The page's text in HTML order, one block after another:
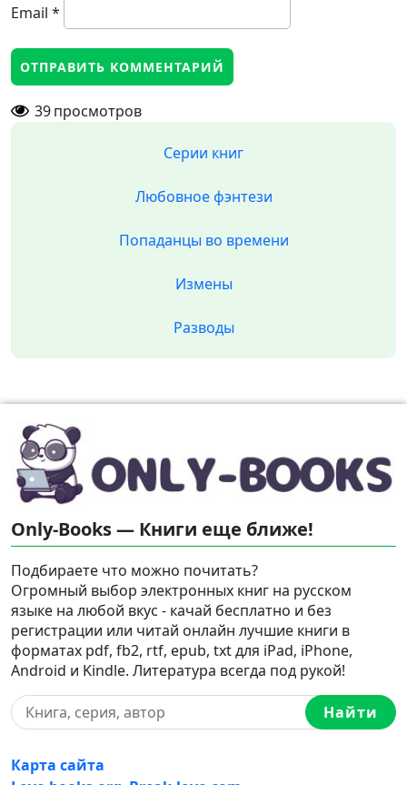
Email *
39просмотров
Серии книг
Любовное фэнтези
Попаданцы во времени
Измены
Разводы
Only-Books — Книги еще ближе!
Подбираете что можно почитать?
Огромный выбор электронных книг на русском
языке на любой вкус - качай бесплатно и без
регистрации или читай онлайн лучшие книги в
форматах pdf, fb2, rtf, epub, txt для iPad, iPhone,
Android и Kindle. Литература всегда под рукой!
Найти
Карта сайта